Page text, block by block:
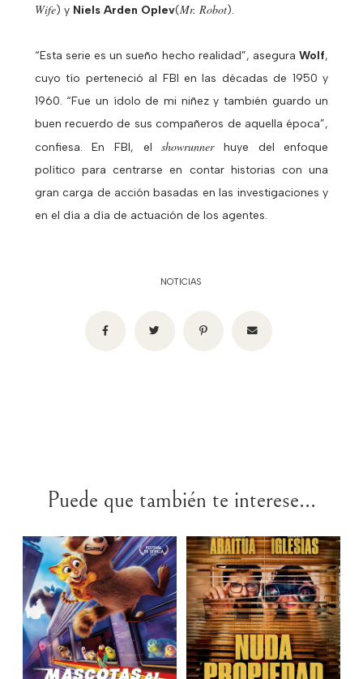
Wife) y Niels Arden Oplev(Mr. Robot).
“Esta serie es un sueño hecho realidad”, aseguraWolf,
cuyo tío perteneció al FBI en las décadas de 1950 y
1960. “Fue un ídolo de mi niñez y también guardo un
buen recuerdo de sus compañeros de aquella época”,
confiesa. En FBI, elshowrunnerhuye del enfoque
político para centrarse en contar historias con una
gran carga de acción basadas en las investigaciones y
en el día a día de actuación de los agentes.
NOTICIAS
Puede que también te interese...